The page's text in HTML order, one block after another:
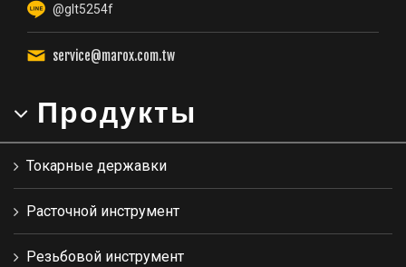
@glt5254f
service@marox.com.tw
Продукты
Токарные державки
Расточной инструмент
Резьбовой инструмент